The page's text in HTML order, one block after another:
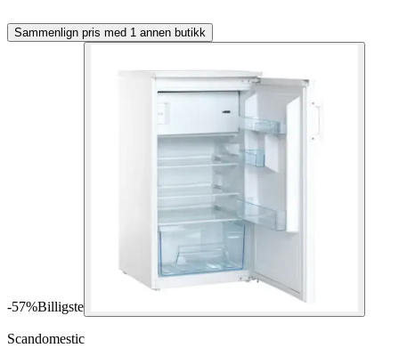
Sammenlign pris med 1 annen butikk
-57%Billigste
Scandomestic